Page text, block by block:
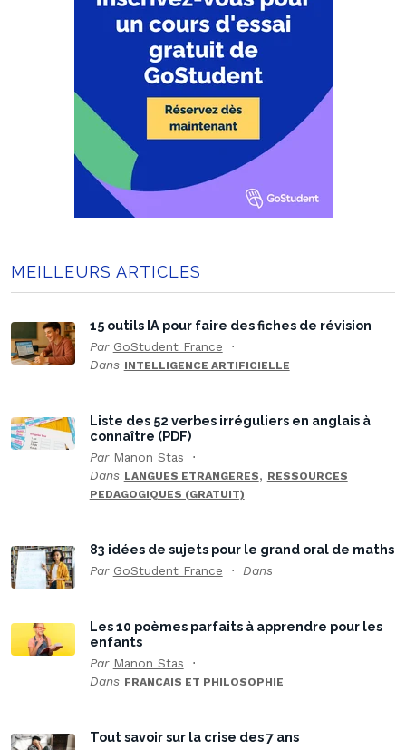
MEILLEURS ARTICLES
15 outils IA pour faire des fiches de révision
Par GoStudent France
Dans INTELLIGENCE ARTIFICIELLE
Liste des 52 verbes irréguliers en anglais à
connaître (PDF)
Par Manon Stas
Dans LANGUES ETRANGERES, RESSOURCES
PEDAGOGIQUES (GRATUIT)
83 idées de sujets pour le grand oral de maths
Par GoStudent France Dans
Les 10 poèmes parfaits à apprendre pour les
enfants
Par Manon Stas
Dans FRANCAIS ET PHILOSOPHIE
Tout savoir sur la crise des 7 ans